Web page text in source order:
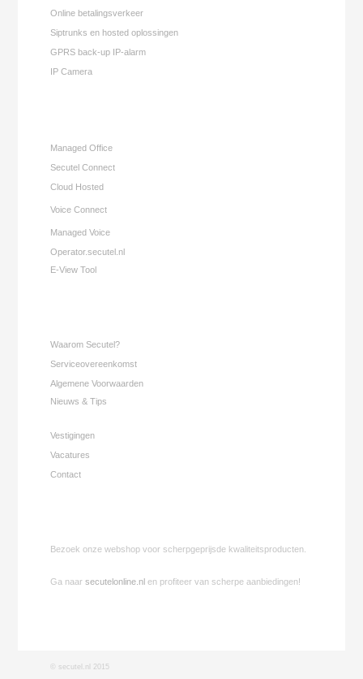
Online betalingsverkeer
Siptrunks en hosted oplossingen
GPRS back-up IP-alarm
IP Camera
Managed Office
Secutel Connect
Cloud Hosted
Voice Connect
Managed Voice
Operator.secutel.nl
E-View Tool
Waarom Secutel?
Serviceovereenkomst
Algemene Voorwaarden
Nieuws & Tips
Vestigingen
Vacatures
Contact
Bezoek onze webshop voor scherpgeprijsde kwaliteitsproducten.
Ga naarsecutelonline.nl en profiteer van scherpe aanbiedingen!
© secutel.nl 2015